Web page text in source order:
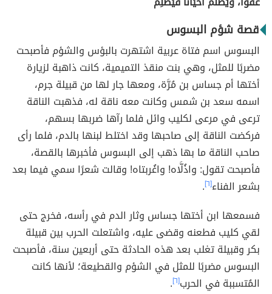
قصة شؤم البسوس
البسوس اسم فتاة عربية اشتهرت بالبؤس والشؤم فأصبحت
مضربًا للمثل، وهي بنت منقذ التميمية، كانت ذاهبة لزيارة
أختها أم جساس بن مُرَّة، ومعها جار لها من قبيلة جرم،
اسمه سعد بن شمس وكانت معه ناقة له، فذهبت الناقة
ترعى في مرعى لكليب وائل فلما رآها ضربها بسهم،
فركضت الناقة إلى صاحبها وقد اختلط لبنها بالدم، فلما رأى
صاحب الناقة ما بها ذهب إلى البسوس فأخبرها بالقصة،
فأصبحت تقول: واذُلَّاه! واغُربتاه! وقالت شعرًا سمي فيما بعد
بشعر الفناء[٦] .
فسمعها ابن أختها جساس وثار الدم في رأسه، فخرج حتى
لقي كليب فطعنه وقضى عليه، واشتعلت الحرب بين قبيلة
بكر وقبيلة تغلب بعد هذه الحادثة حتى أربعين سنة، فأصبحت
البسوس مضربًا للمثل في الشؤم والقطيعة؛ لأنها كانت
المُتسببة في الحرب[٦] .